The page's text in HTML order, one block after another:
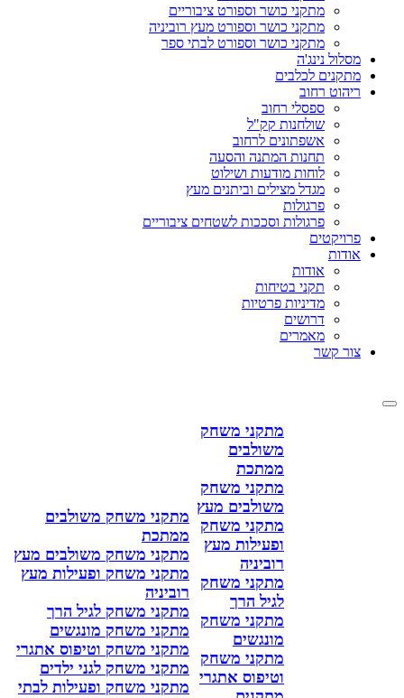
מתקני כושר וספורט ציבוריים
מתקני כושר וספורט מעץ רוביניה
מתקני כושר וספורט לבתי ספר
מסלול נינג'ה
מתקנים לכלבים
ריהוט רחוב
ספסלי רחוב
שולחנות קק"ל
אשפתונים לרחוב
תחנות המתנה והסעה
לוחות מודעות ושילוט
מגדל מצילים וביתנים מעץ
פרגולות
פרגולות וסככות לשטחים ציבוריים
פרויקטים
אודות
אודות
תקני בטיחות
מדיניות פרטיות
דרושים
מאמרים
צור קשר
מתקני משחק
משולבים
ממתכת
מתקני משחק
משולבים מעץ
מתקני משחק
ופעילות מעץ
רוביניה
מתקני משחק
לגיל הרך
מתקני משחק
מונגשים
מתקני משחק
וטיפוס אתגרי
מתקני משחק משולבים
ממתכת
מתקני משחק משולבים מעץ
מתקני משחק ופעילות מעץ
רוביניה
מתקני משחק לגיל הרך
מתקני משחק מונגשים
מתקני משחק וטיפוס אתגרי
מתקני משחק לגני ילדים
מתקני משחק ופעילות לבתי